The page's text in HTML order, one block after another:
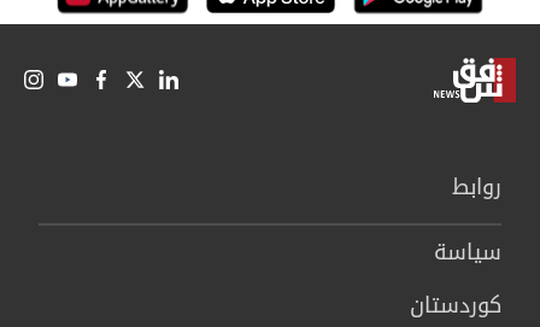
روابط
سیاسة
كوردستان